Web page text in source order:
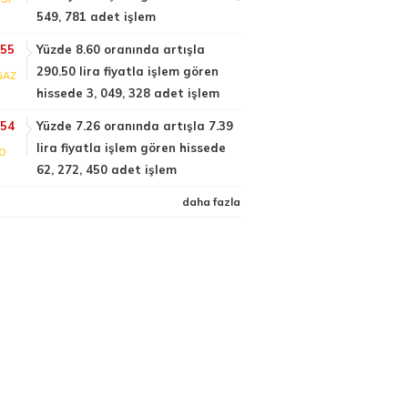
549, 781 adet işlem
Yüzde 8.60 oranında artışla
290.50 lira fiyatla işlem gören
hissede 3, 049, 328 adet işlem
Yüzde 7.26 oranında artışla 7.39
lira fiyatla işlem gören hissede
62, 272, 450 adet işlem
daha fazla